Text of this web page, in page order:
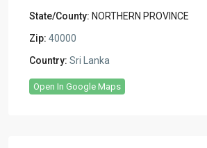
State/County: NORTHERN PROVINCE
Zip: 40000
Country: Sri Lanka
Open In Google Maps